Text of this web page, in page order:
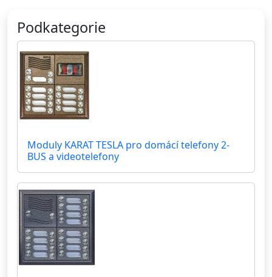
Podkategorie
Moduly KARAT TESLA pro domácí telefony 2-
BUS a videotelefony